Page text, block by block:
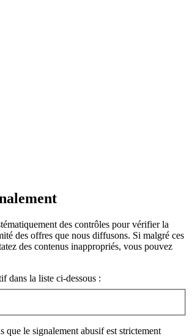
des contrôles pour vérifier la
des offres que nous diffusons. Si malgré ces
des contenus inappropriés, vous pouvez
dans la liste ci-dessous :
que le signalement abusif est strictement